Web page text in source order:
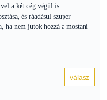
a két cég végül is
és ráadásul szuper
ha nem jutok hozzá a mostani